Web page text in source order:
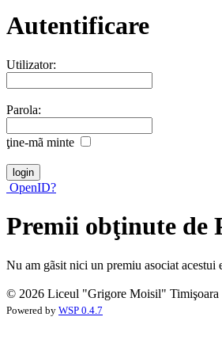
Autentificare
Utilizator:
Parola:
ţine-mã minte
OpenID?
Premii obţinute de
Nu am gãsit nici un premiu asociat acestui
© 2026 Liceul "Grigore Moisil" Timişoara
Powered by WSP 0.4.7